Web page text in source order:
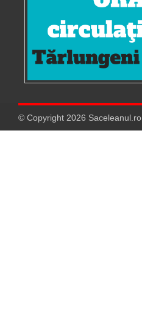
© Copyright 2026 Saceleanul.ro